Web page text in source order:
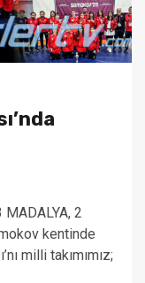
MADALYA, 2
kentinde
milli takımımız;